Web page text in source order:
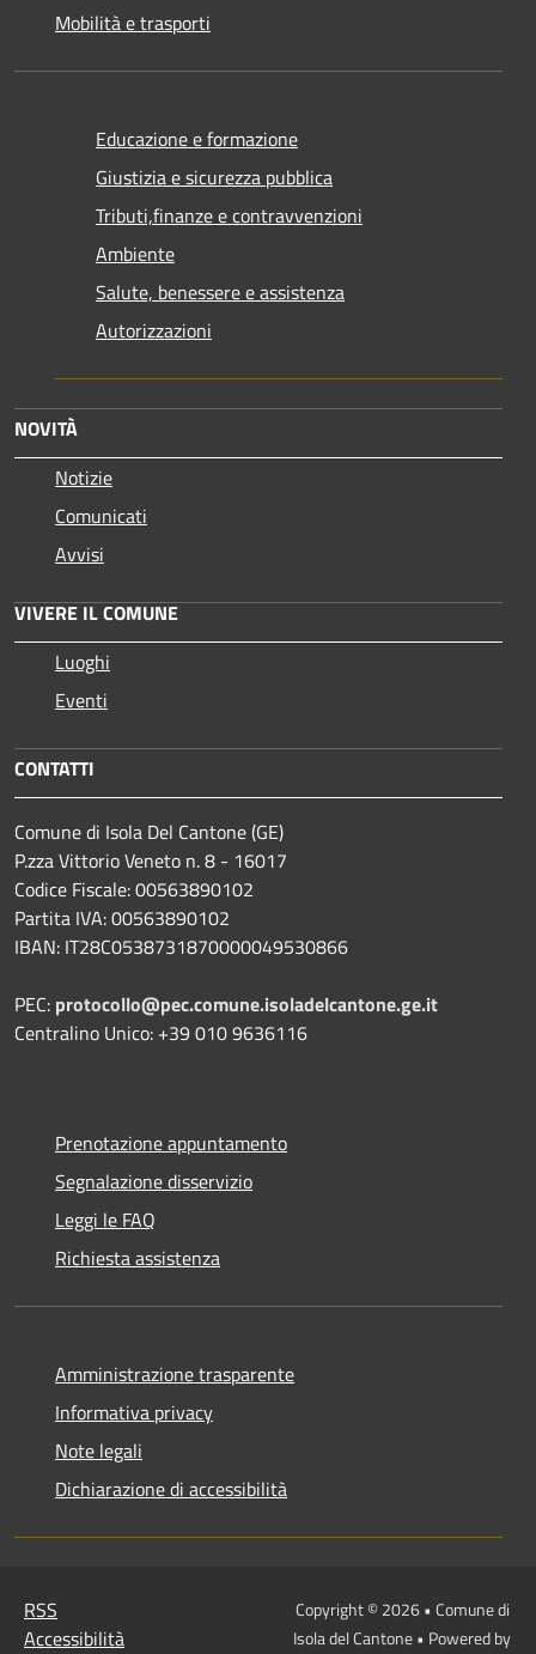
Mobilità e trasporti
Educazione e formazione
Giustizia e sicurezza pubblica
Tributi,finanze e contravvenzioni
Ambiente
Salute, benessere e assistenza
Autorizzazioni
NOVITÀ
Notizie
Comunicati
Avvisi
VIVERE IL COMUNE
Luoghi
Eventi
CONTATTI
Comune di Isola Del Cantone (GE)
P.zza Vittorio Veneto n. 8 - 16017
Codice Fiscale: 00563890102
Partita IVA: 00563890102
IBAN: IT28C0538731870000049530866
PEC: protocollo@pec.comune.isoladelcantone.ge.it
Centralino Unico: +39 010 9636116
Prenotazione appuntamento
Segnalazione disservizio
Leggi le FAQ
Richiesta assistenza
Amministrazione trasparente
Informativa privacy
Note legali
Dichiarazione di accessibilità
RSS
Accessibilità
Copyright © 2026 • Comune di
Isola del Cantone • Powered by